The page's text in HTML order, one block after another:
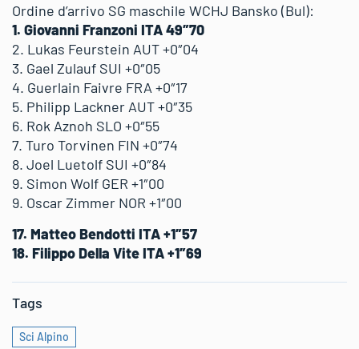
Ordine d’arrivo SG maschile WCHJ Bansko (Bul):
1. Giovanni Franzoni ITA 49″70
2. Lukas Feurstein AUT +0″04
3. Gael Zulauf SUI +0″05
4. Guerlain Faivre FRA +0″17
5. Philipp Lackner AUT +0″35
6. Rok Aznoh SLO +0″55
7. Turo Torvinen FIN +0″74
8. Joel Luetolf SUI +0″84
9. Simon Wolf GER +1″00
9. Oscar Zimmer NOR +1″00
17. Matteo Bendotti ITA +1″57
18. Filippo Della Vite ITA +1″69
Tags
Sci Alpino